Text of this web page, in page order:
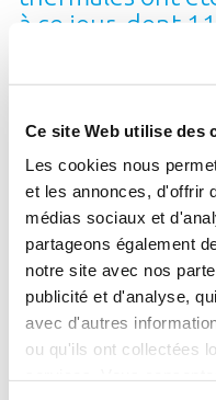
Ce site Web utilise des
Les cookies nous
et les annonces, d'offrir
médias sociaux et
partageons également
notre site avec nos
publicité et d'analyse,
avec d'autres
ou qu'ils ont collectées
à ce jour, dont
Je
100 000
directs,
dépendent du